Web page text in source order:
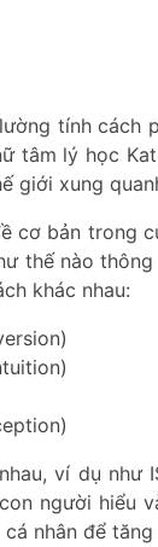
tính
lý học
giới xung
cơ bản trong
thế nào
khác nhau:
ví dụ như
người hiểu
nhân để